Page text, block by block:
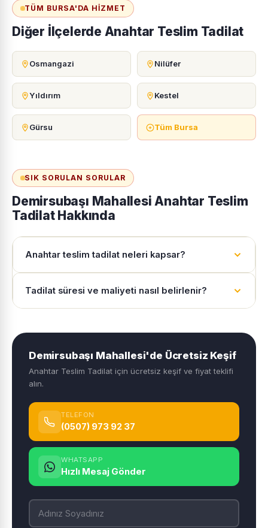
TÜM BURSA'DA HIZMET
Diğer İlçelerde Anahtar Teslim Tadilat
Osmangazi Nilüfer
Yıldırım Kestel
Gürsu Tüm Bursa
SIK SORULAN SORULAR
Demirsubaşı Mahallesi Anahtar Teslim
Tadilat Hakkında
Anahtar teslim tadilat neleri kapsar?
Tadilat süresi ve maliyeti nasıl belirlenir?
Demirsubaşı Mahallesi'de Ücretsiz Keşif
Anahtar Teslim Tadilat için ücretsiz keşif ve fiyat teklifi
alın.
TELEFON
(0507) 973 92 37
WHATSAPP
Hızlı Mesaj Gönder